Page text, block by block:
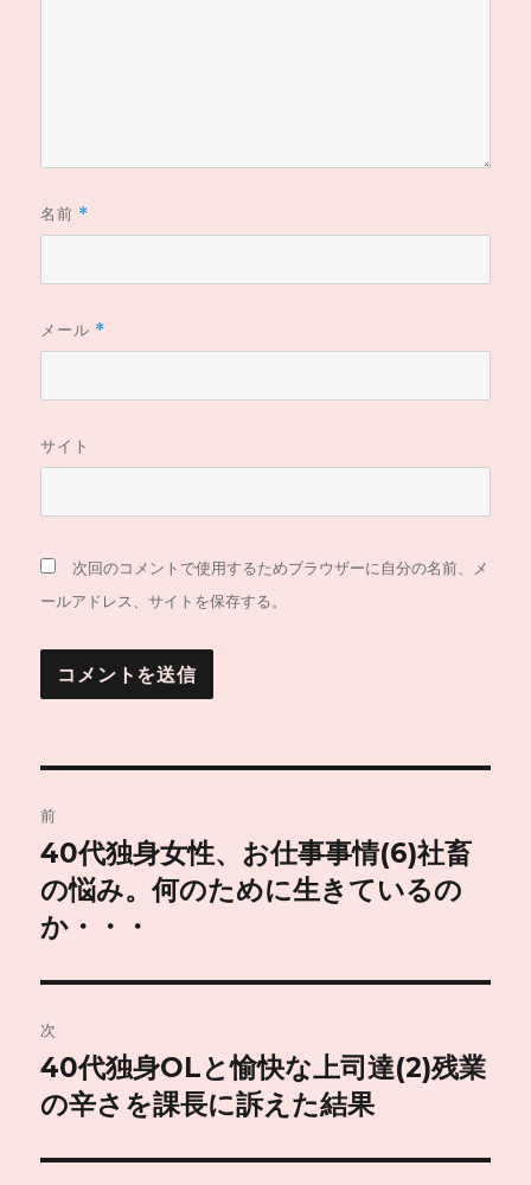
名前 *
メール *
サイト
次回のコメントで使用するためブラウザーに自分の名前、メ
ールアドレス、サイトを保存する。
稿
ナ
ビ
ゲ
ー
シ
前
前
の
投
40代独身女性、お仕事事情(6)社畜
の悩み。何のために生きているの
か・・・
次
次
の
稿:
40代独身OLと愉快な上司達(2)残業
の辛さを課長に訴えた結果